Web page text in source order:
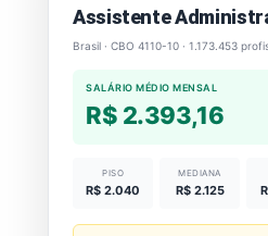
Assistente
Brasil · CBO 4110-10 · 1.173.453
SALÁRIO MÉDIO MENSAL
R$ 2.393,16
PISO
R$ 2.040
MEDIANA
R$ 2.125